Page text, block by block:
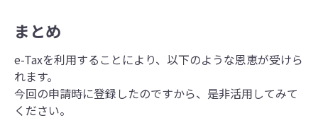
まとめ
e-Taxを利用することにより、以下のような恩恵が受けら
れます。
今回の申請時に登録したのですから、是非活用してみて
ください。